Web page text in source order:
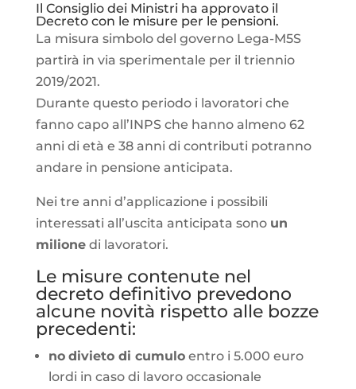
Il Consiglio dei Ministri ha approvato il
Decreto con le misure per le pensioni.
La misura simbolo del governo Lega-M5S
partirà in via sperimentale per il triennio
2019/2021.
Durante questo periodo i lavoratori che
fanno capo all’INPS che hanno almeno 62
anni di età e 38 anni di contributi potranno
andare in pensione anticipata.
Nei tre anni d’applicazione i possibili
interessati all’uscita anticipata sono un
milionedi lavoratori.
Le misure contenute nel
decreto definitivo prevedono
alcune novità rispetto alle bozze
precedenti:
no divieto di cumuloentro i 5.000 euro
lordi in caso di lavoro occasionale